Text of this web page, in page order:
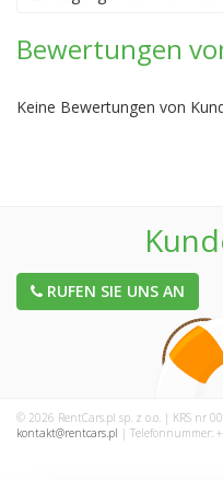
Bewertungen
Keine Bewertungen von
RUFEN SIE UNS AN
© 2026 RentCars.pl sp. z o.o. | KRS nr
kontakt@rentcars.pl | Telefonnummer: